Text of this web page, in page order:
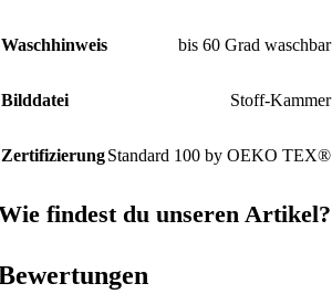
Waschhinweis bis 60 Grad waschbar
Bilddatei Stoff-Kammer
ZertifizierungStandard 100 by OEKO TEX®
findest du unseren Artikel?